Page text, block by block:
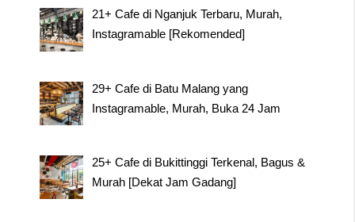
21+ Cafe di Nganjuk Terbaru, Murah,
Instagramable [Rekomended]
29+ Cafe di Batu Malang yang
Instagramable, Murah, Buka 24 Jam
25+ Cafe di Bukittinggi Terkenal, Bagus &
Murah [Dekat Jam Gadang]